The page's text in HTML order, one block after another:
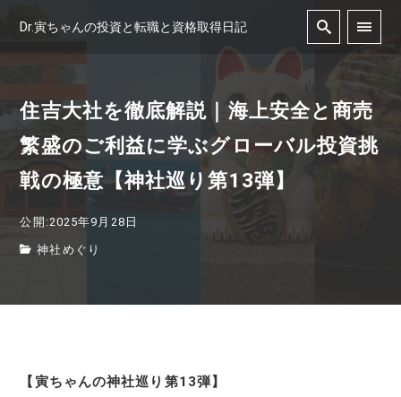
Dr.寅ちゃんの投資と転職と資格取得日記
住吉大社を徹底解説｜海上安全と商売
繁盛のご利益に学ぶグローバル投資挑
戦の極意【神社巡り第13弾】
公開:2025年9月28日
神社めぐり
【寅ちゃんの神社巡り第13弾】